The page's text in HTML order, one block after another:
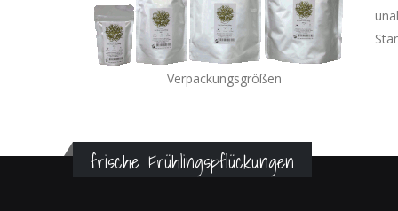
Verpackungsgrößen
frische Frühlingspflückungen